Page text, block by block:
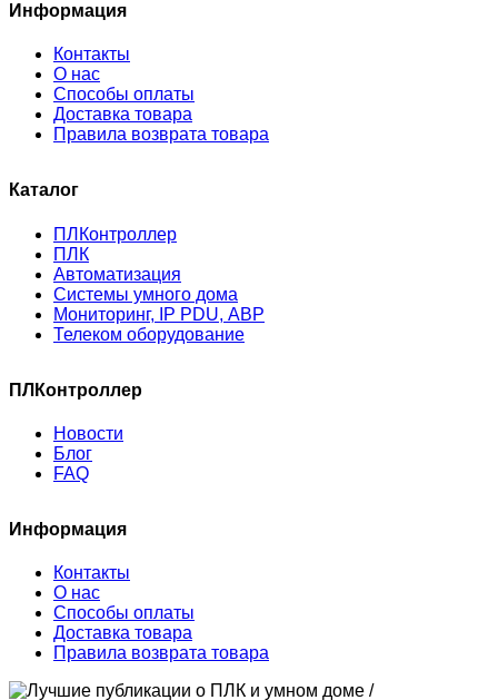
Информация
Контакты
О нас
Способы оплаты
Доставка товара
Правила возврата товара
Каталог
ПЛКонтроллер
ПЛК
Автоматизация
Системы умного дома
Мониторинг, IP PDU, АВР
Телеком оборудование
ПЛКонтроллер
Новости
Блог
FAQ
Информация
Контакты
О нас
Способы оплаты
Доставка товара
Правила возврата товара